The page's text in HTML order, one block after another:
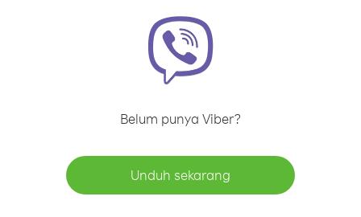
Belum punya Viber?
Unduh sekarang